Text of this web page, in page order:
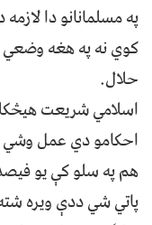
په مسلمانانو دا
کوي نه په هغه وضعي
حلال.
اسلامي شريعت
احکامو دي عمل
هم په سلو کې يو
پاتي شي ددې ویره